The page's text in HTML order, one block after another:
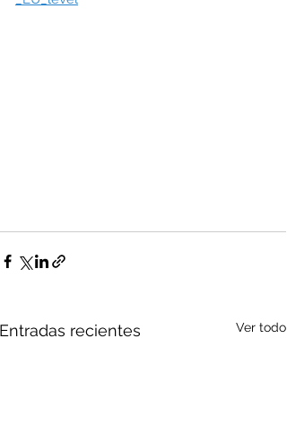
Entradas recientes Ver todo